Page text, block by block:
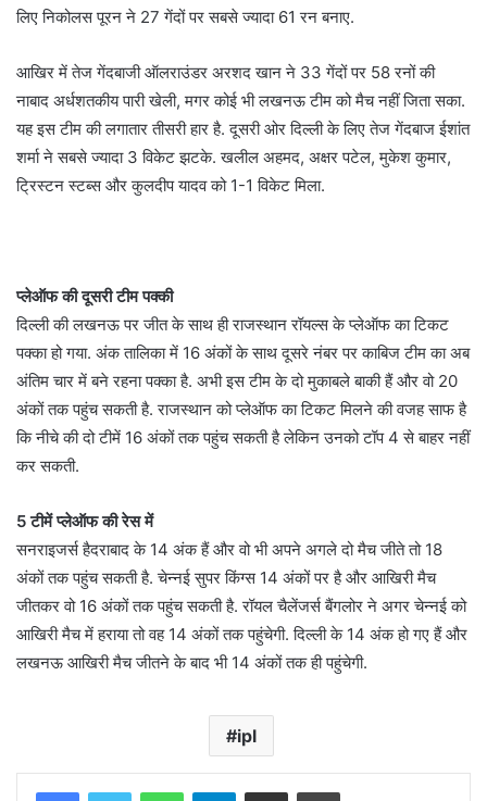
लिए निकोलस पूरन ने 27 गेंदों पर सबसे ज्यादा 61 रन बनाए.
आखिर में तेज गेंदबाजी ऑलराउंडर अरशद खान ने 33 गेंदों पर 58 रनों की
नाबाद अर्धशतकीय पारी खेली, मगर कोई भी लखनऊ टीम को मैच नहीं जिता सका.
यह इस टीम की लगातार तीसरी हार है. दूसरी ओर दिल्ली के लिए तेज गेंदबाज ईशांत
शर्मा ने सबसे ज्यादा 3 विकेट झटके. खलील अहमद, अक्षर पटेल, मुकेश कुमार,
ट्रिस्टन स्टब्स और कुलदीप यादव को 1-1 विकेट मिला.
प्लेऑफ की दूसरी टीम पक्की
दिल्ली की लखनऊ पर जीत के साथ ही राजस्थान रॉयल्स के प्लेऑफ का टिकट
पक्का हो गया. अंक तालिका में 16 अंकों के साथ दूसरे नंबर पर काबिज टीम का अब
अंतिम चार में बने रहना पक्का है. अभी इस टीम के दो मुकाबले बाकी हैं और वो 20
अंकों तक पहुंच सकती है. राजस्थान को प्लेऑफ का टिकट मिलने की वजह साफ है
कि नीचे की दो टीमें 16 अंकों तक पहुंच सकती है लेकिन उनको टॉप 4 से बाहर नहीं
कर सकती.
5 टीमें प्लेऑफ की रेस में
सनराइजर्स हैदराबाद के 14 अंक हैं और वो भी अपने अगले दो मैच जीते तो 18
अंकों तक पहुंच सकती है. चेन्नई सुपर किंग्स 14 अंकों पर है और आखिरी मैच
जीतकर वो 16 अंकों तक पहुंच सकती है. रॉयल चैलेंजर्स बैंगलोर ने अगर चेन्नई को
आखिरी मैच में हराया तो वह 14 अंकों तक पहुंचेगी. दिल्ली के 14 अंक हो गए हैं और
लखनऊ आखिरी मैच जीतने के बाद भी 14 अंकों तक ही पहुंचेगी.
ipl
WhatsAppTelegramShare via Email Print